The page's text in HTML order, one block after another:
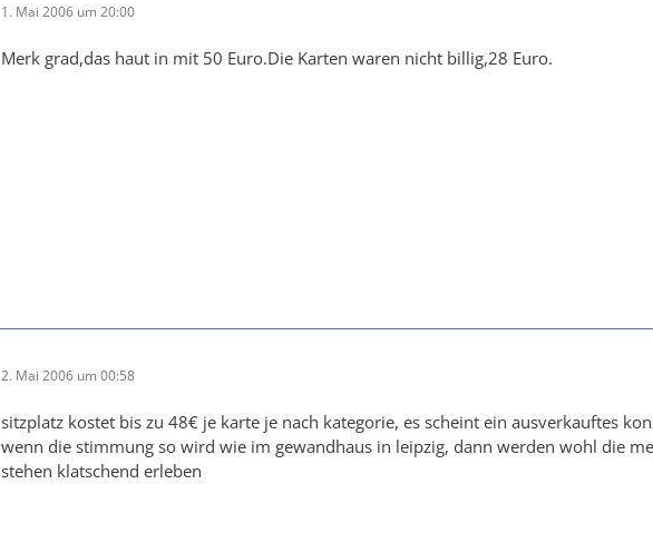
1. Mai 2006 um 20:00
Merk grad,das haut in mit 50 Euro.Die Karten waren nicht billig,28 Euro.
2. Mai 2006 um 00:58
sitzplatz kostet bis zu 48€ je karte je nach kategorie, es scheint ein ausverkauftes
wenn die stimmung so wird wie im gewandhaus in leipzig, dann werden wohl die
stehen klatschend erleben